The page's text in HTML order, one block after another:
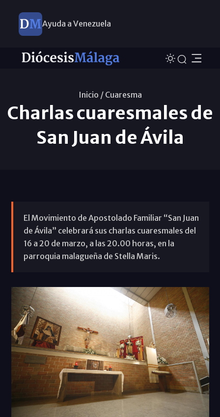
Ayuda a Venezuela
Inicio / Cuaresma
Charlas cuaresmales de
San Juan de Ávila
El Movimiento de Apostolado Familiar “San Juan
de Ávila” celebrará sus charlas cuaresmales del
16 a 20 de marzo, a las 20.00 horas, en la
parroquia malagueña de Stella Maris.